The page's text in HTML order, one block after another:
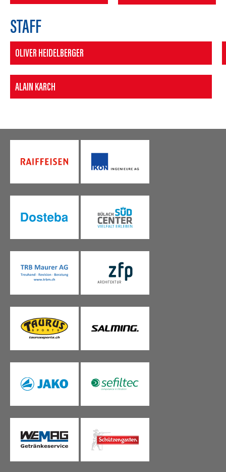
STAFF
OLIVER HEIDELBERGER
ALAIN KARCH